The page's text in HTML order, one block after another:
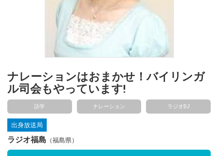
ナレーションはおまかせ！バイリンガ
ル司会もやっています!
語学 ナレーション ラジオDJ
出身放送局
ラジオ福島 （福島県）